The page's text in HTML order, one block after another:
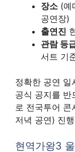
장소 (예
공연장)
출연진
관람 등
서트 기
정확한 공연 일
공식 공지를 반
로 전국투어 콘
저녁 공연) 진
현역가왕3